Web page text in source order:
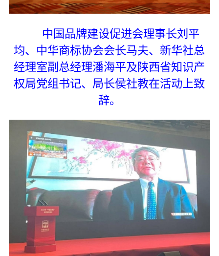
中国品牌建设促进会理事长刘平
均、中华商标协会会长马夫、新华社总
经理室副总经理潘海平及陕西省知识产
权局党组书记、局长侯社教在活动上致
辞。